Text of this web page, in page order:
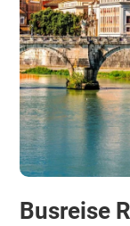
Busreise